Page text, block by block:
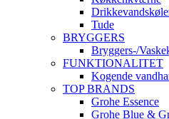
Tude
BRYGGERS
Bryggers-/
FUNKTIONALITET
Kogende
TOP BRANDS
Grohe Essence
Grohe Blue &